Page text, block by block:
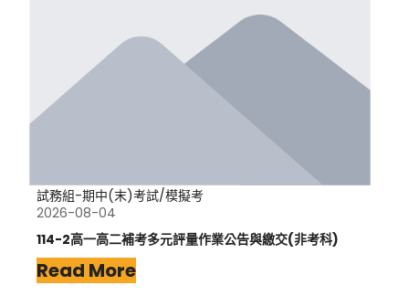
試務組-期中(末)考試/模擬考
2026-08-04
114-2高一高二補考多元評量作業公告與繳交(非考科)
Read More